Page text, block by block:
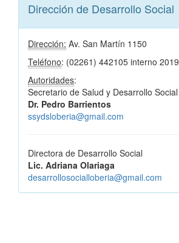
Dirección de Desarrollo Social
Dirección: Av. San Martín 1150
Teléfono: (02261) 442105 interno 2019
Autoridades:
Secretario de Salud y Desarrollo Social
Dr. Pedro Barrientos
ssydsloberia@gmail.com
Directora de Desarrollo Social
Lic. Adriana Olariaga
desarrollosocialloberia@gmail.com